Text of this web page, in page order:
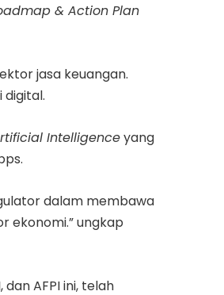
& Action Plan
jasa keuangan.
Intelligenceyang
dalam membawa
ekonomi.” ungkap
dan AFPI ini, telah